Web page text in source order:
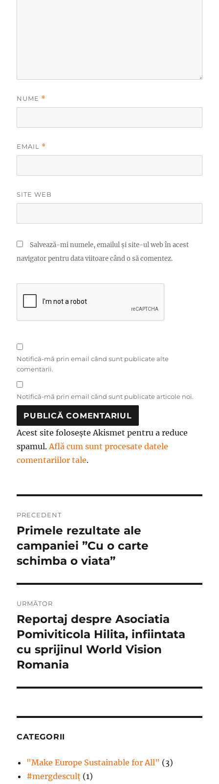
NUME *
EMAIL *
SITE WEB
Salvează-mi numele, emailul și site-ul web în acest
navigator pentru data viitoare când o să comentez.
Notifică-mă prin email când sunt publicate alte
comentarii.
Notifică-mă prin email când sunt publicate articole noi.
Acest site folosește Akismet pentru a reduce
spamul.Află cum sunt procesate datele
comentariilor tale.
în
articole
PRECEDENT
Articolul
anterior:
Primele rezultate ale
campaniei ”Cu o carte
schimba o viata”
URMĂTOR
Articolul
următor:
Reportaj despre Asociatia
Pomiviticola Hilita, infiintata
cu sprijinul World Vision
Romania
CATEGORII
"Make Europe Sustainable for All" (3)
#mergdesculţ (1)